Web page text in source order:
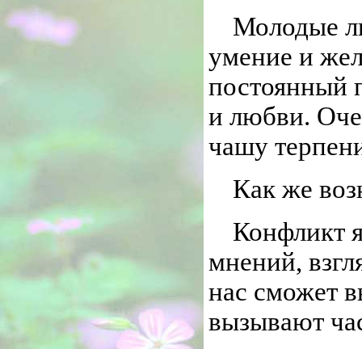
Молодые
умение и
постоянный
и любви.
чашу
Как же
Конфликт
мнений,
нас сможет
вызывают